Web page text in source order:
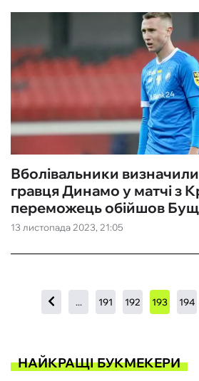
13 листопада 2023, 21:05
Вболівальники
гравця Динамо у матчі з
переможець обійшов
... 191 192 193 194
НАЙКРАЩІ БУКМЕКЕРИ